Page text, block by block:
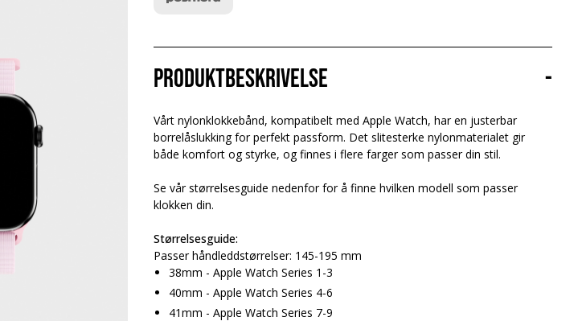
Produktbeskrivelse -
Vårt nylonklokkebånd, kompatibelt med Apple Watch, har en justerbar
borrelåslukking for perfekt passform. Det slitesterke nylonmaterialet gir
både komfort og styrke, og finnes i flere farger som passer din stil.
Se vår størrelsesguide nedenfor for å finne hvilken modell som passer
klokken din.
Størrelsesguide:
Passer håndleddstørrelser: 145-195 mm
38mm - Apple Watch Series 1-3
40mm - Apple Watch Series 4-6
41mm - Apple Watch Series 7-9